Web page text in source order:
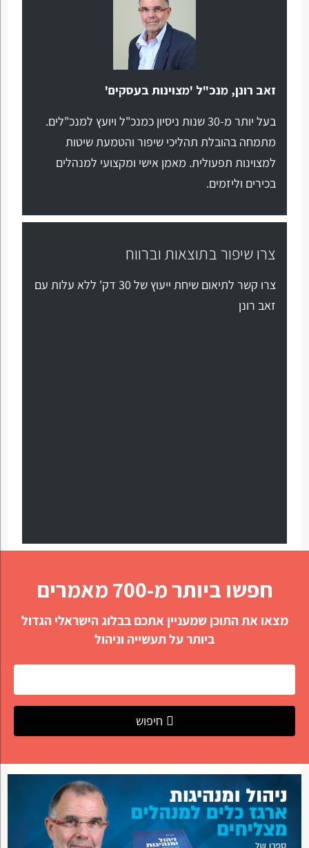
זאב רונן, מנכ"ל 'מצוינות בעסקים'
בעל יותר מ-30 שנות ניסיון כמנכ"ל ויועץ למנכ"לים.
מתמחה בהובלת תהליכי שיפור והטמעת שיטות
למצוינות תפעולית. מאמן אישי ומקצועי למנהלים
בכירים וליזמים.
צרו שיפור בתוצאות וברווח
צרו קשר לתיאום שיחת ייעוץ של 30 דק' ללא עלות עם
זאב רונן
חפשו ביותר מ-700 מאמרים
מצאו את התוכן שמעניין אתכם בבלוג הישראלי הגדול
ביותר על תעשייה וניהול
חיפוש